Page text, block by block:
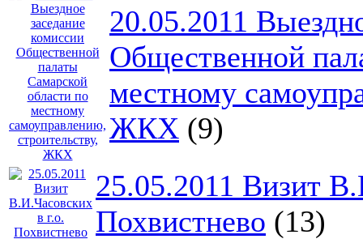
20.05.2011
Общественной
местному
ЖКХ (9)
25.05.2011 Визит
Похвистнево (13)